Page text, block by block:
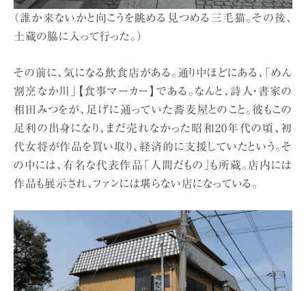
（誰か来ないかと向こうを眺める見つめる三毛猫。その後、
土蔵の脇に入って行った。）
その前に、気になる飲食店がある。通り中ほどにある、「めん
割烹なか川」【食事マーカー】である。なんと、詩人・書家の
相田みつをが、足げに通っていた蕎麦屋とのこと。彼もこの
足利の出身になり、まだ売れなかった昭和20年代の頃、初
代女将が作品を買い取り、経済的に支援していたという。そ
の中には、有名な代表作品「人間だもの」も所蔵。店内には
作品も展示され、ファンには堪らない店になっている。